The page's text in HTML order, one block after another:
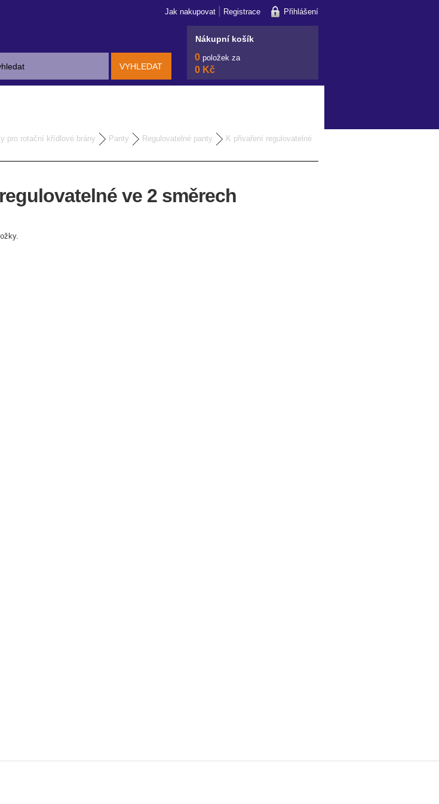
Jak nakupovat | Registrace Přihlášení
VYHLEDAT
Nákupní košík
0položek za
0 Kč
pro rotační křídlové brány Panty Regulovatelné panty
K přivaření regulovatelné
ve 2 směrech